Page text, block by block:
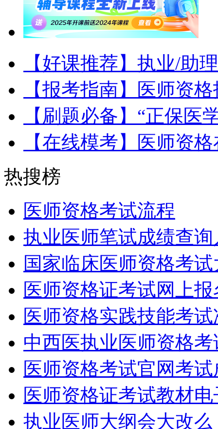
【好课推荐】执业/助
【报考指南】医师资
【刷题必备】“正保医
【在线模考】医师资
热搜榜
医师资格考试流程
执业医师笔试成绩查
国家临床医师资格考
医师资格证考试网上
医师资格实践技能考
中西医执业医师资格
医师资格考试官网考
医师资格证考试教材
执业医师大纲会大改么